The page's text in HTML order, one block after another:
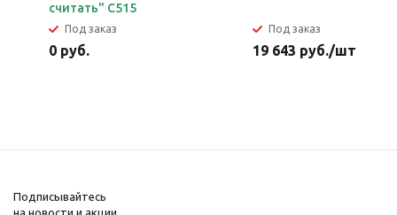
считать" С515
Под заказ
0 руб.
Под заказ
19 643 руб./шт
Подписывайтесь
на новости и акции